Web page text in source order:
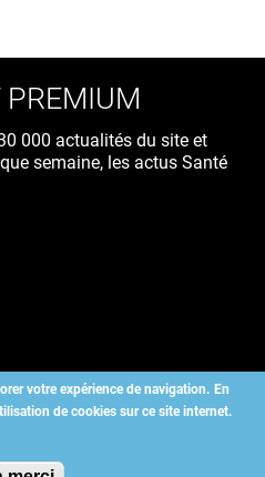
votre expérience de navigation. En
de cookies sur ce site internet.
000 actualités du site et
semaine, les actus Santé
ALLIEDHEALTH